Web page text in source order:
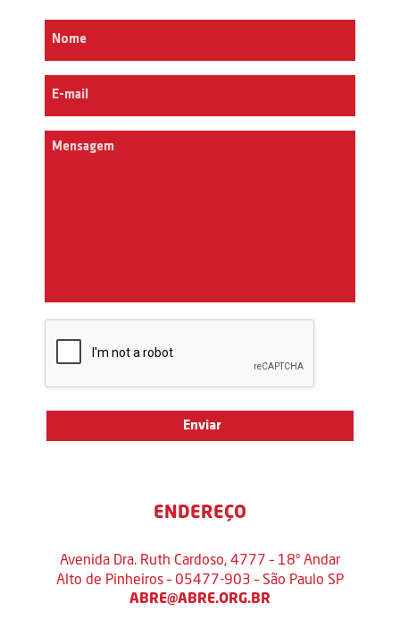
ENDEREÇO
Avenida Dra. Ruth Cardoso, 4777 – 18º Andar
Alto de Pinheiros – 05477-903 – São Paulo SP
ABRE@ABRE.ORG.BR